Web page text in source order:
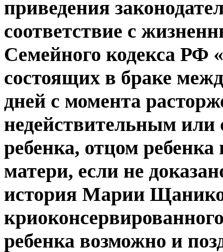
приведения
соответствие с
Семейного кодекса РФ
состоящих в браке
дней с момента
недействительным или
ребенка, отцом
матери, если не
история Марии
ребенка возможно и